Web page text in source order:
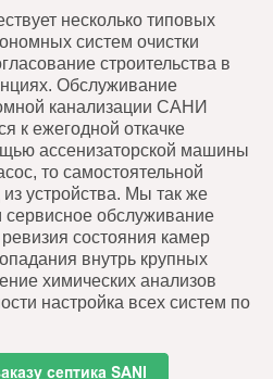
несколько типовых
систем очистки
строительства в
Обслуживание
канализации САНИ
к ежегодной откачке
ассенизаторской машины
то самостоятельной
из устройства. Мы так же
обслуживание
состояния камер
внутрь крупных
химических анализов
настройка всех систем по